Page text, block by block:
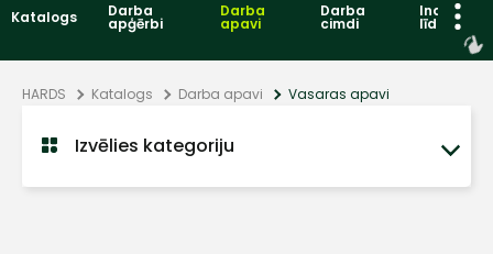
Katalogs Darba
apģērbi
Darba
apavi
Darba
cimdi līdzekļi
HARDS Katalogs Darba apavi Vasaras apavi
Izvēlies kategoriju